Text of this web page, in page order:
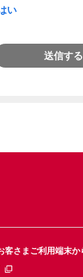
い
送信する
客さまご利用端末